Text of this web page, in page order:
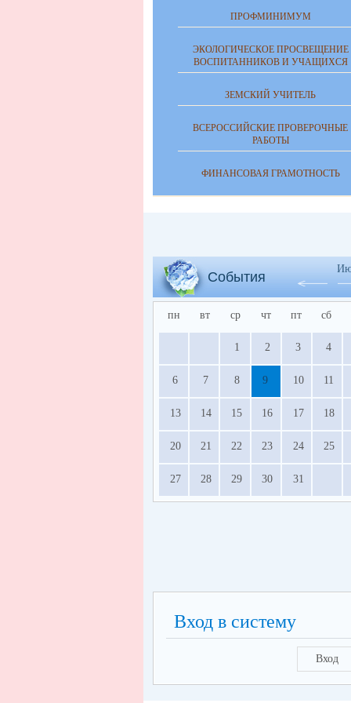
ПРОФМИНИМУМ
ЭКОЛОГИЧЕСКОЕ ПРОСВЕЩЕНИЕ
ВОСПИТАННИКОВ И УЧАЩИХСЯ
ЗЕМСКИЙ УЧИТЕЛЬ
ВСЕРОССИЙСКИЕ ПРОВЕРОЧНЫЕ
РАБОТЫ
ФИНАНСОВАЯ ГРАМОТНОСТЬ
События
пн вт ср чт пт сб
1 2 3 4
6 7 8 9 10 11
13 14 15 16 17 18
20 21 22 23 24 25
27 28 29 30 31
Вход в систему
Вход